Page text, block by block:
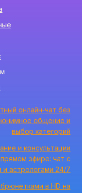
онлайн‑чат без
общение и
выбор категорий
и консультации
эфире: чат с
астрологами 24/7
в HD на